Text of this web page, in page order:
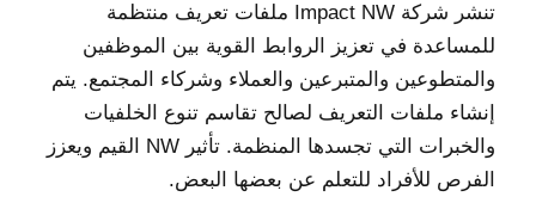
تنشر شركة Impact NW ملفات تعريف منتظمة
للمساعدة في تعزيز الروابط القوية بين الموظفين
والمتطوعين والمتبرعين والعملاء وشركاء المجتمع. يتم
إنشاء ملفات التعريف لصالح تقاسم تنوع الخلفيات
والخبرات التي تجسدها المنظمة. تأثير NW القيم ويعزز
الفرص للأفراد للتعلم عن بعضها البعض.